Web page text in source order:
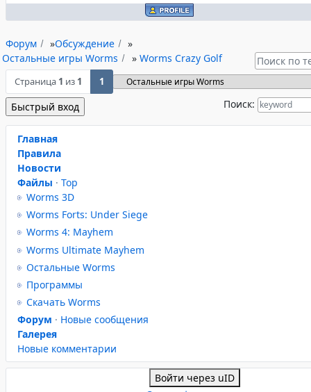
Форум »Обсуждение
»
Остальные игры Worms
» Worms Crazy Golf
Страница 1 из 1 1
Поиск:
Главная
Правила
Новости
Файлы · Top
Worms 3D
Worms Forts: Under Siege
Worms 4: Mayhem
Worms Ultimate Mayhem
Остальные Worms
Программы
Скачать Worms
Форум · Новые сообщения
Галерея
Новые комментарии
Войти через uID